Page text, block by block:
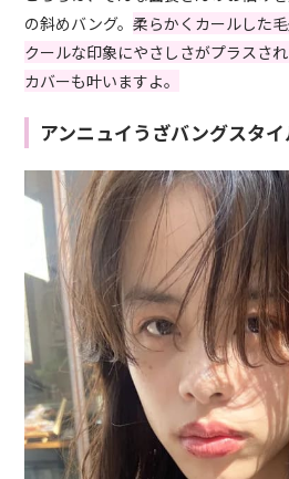
の斜めバング。柔らかくカールした
クールな印象にやさしさがプラスさ
カバーも叶いますよ。
アンニュイうざバングスタ